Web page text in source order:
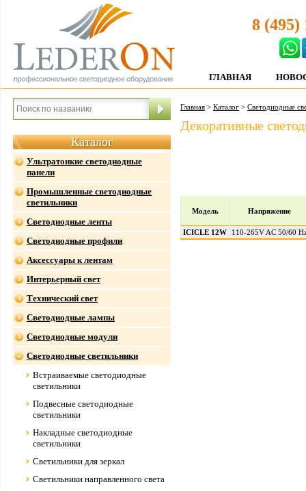
8 (495)
ГЛАВНАЯ
Каталог
Ультратонкие светодиодные
панели
Промышленные светодиодные
светильники
Светодиодные ленты
Светодиодные профили
Аксессуары к лентам
Интерьерный свет
Технический свет
Светодиодные лампы
Светодиодные модули
Светодиодные светильники
Встраиваемые светодиодные
светильники
Подвесные светодиодные
светильники
Накладные светодиодные
светильники
Светильники для зеркал
Светильники направленного света
Главная > Каталог > Светодиодные
Декоративные
Модель Напряжение
ICICLE 12W 110-265V AC 50/60